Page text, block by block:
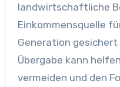
landwirtschaftliche
Einkommensquelle
Generation
Übergabe kann
vermeiden und den